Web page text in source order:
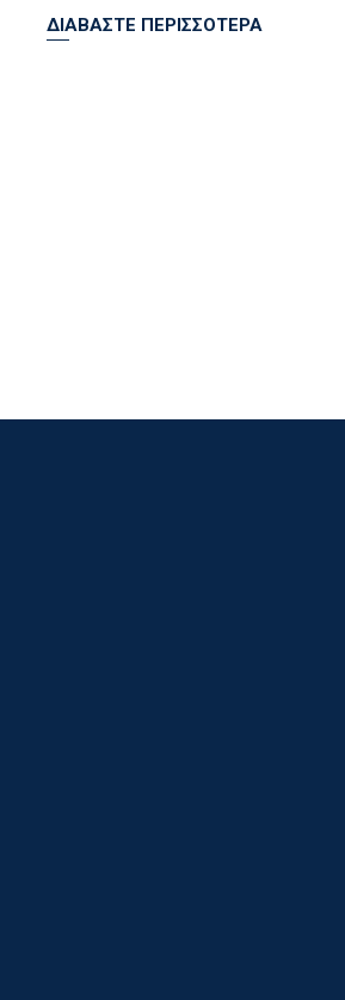
ΔΙΑΒΑΣΤΕ ΠΕΡΙΣΣΟΤΕΡΑ